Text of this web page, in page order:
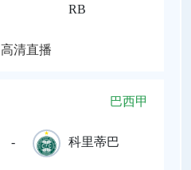
RB
高清直播
巴西甲
- 科里蒂巴